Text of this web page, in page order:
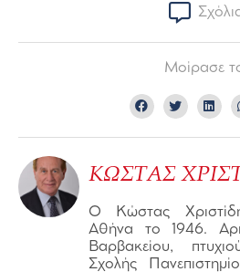
Μοίρασε
ΚΩΣΤΑΣ
Ο Κώστας
Αθήνα το 1946.
Βαρβακείου,
Σχολής